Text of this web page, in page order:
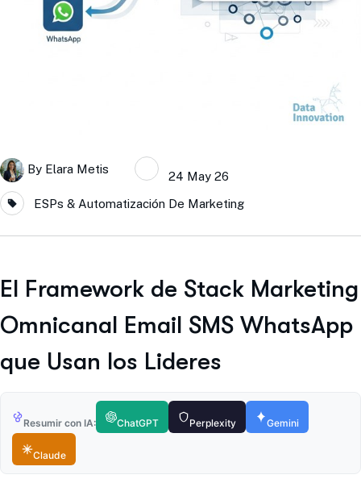
By Elara Metis
24 May 26
ESPs & Automatización De Marketing
El Framework de Stack Marketing
Omnicanal Email SMS WhatsApp
que Usan los Lideres
Resumir con IA: ChatGPT Perplexity Gemini
Claude